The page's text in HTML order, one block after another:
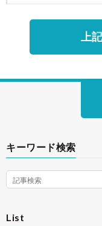
キーワード検索
List